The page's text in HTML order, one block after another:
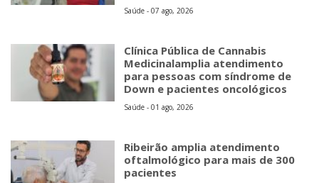
Saúde - 07 ago, 2026
Clínica Pública de Cannabis
Medicinalamplia atendimento
para pessoas com síndrome de
Down e pacientes oncológicos
Saúde - 01 ago, 2026
Ribeirão amplia atendimento
oftalmológico para mais de 300
pacientes